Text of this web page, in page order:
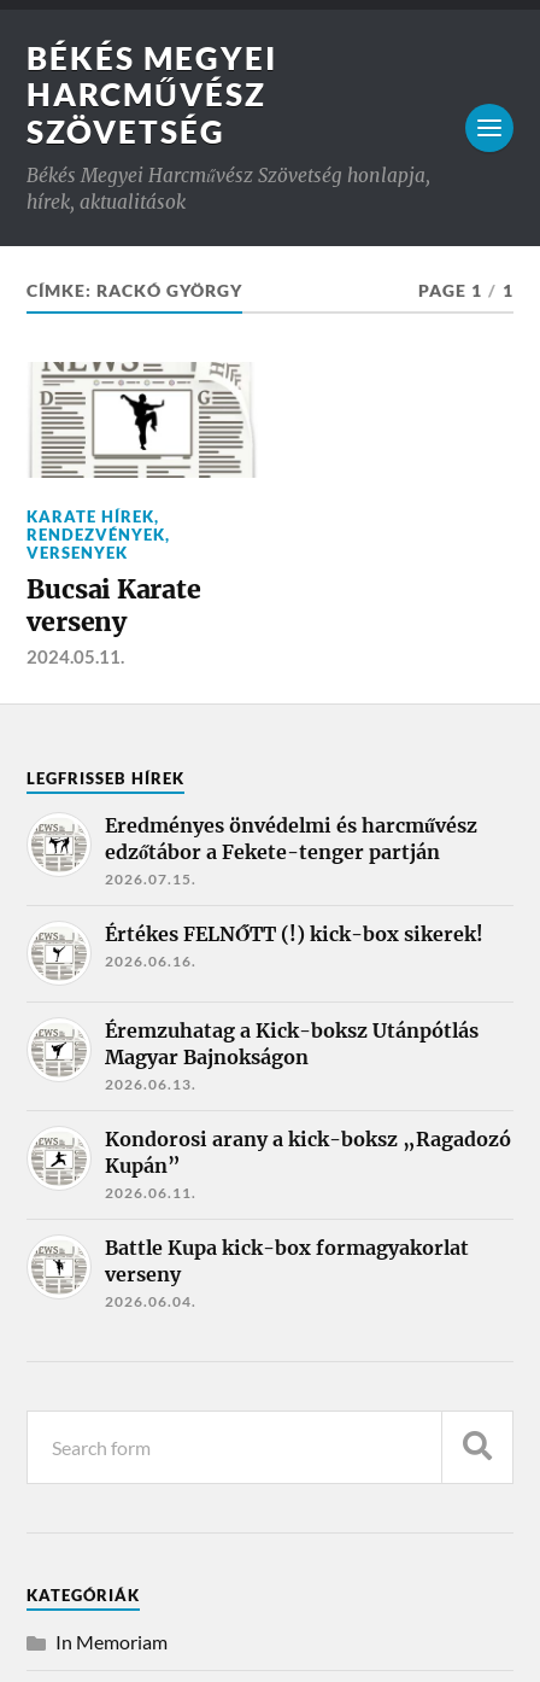
BÉKÉS MEGYEI
HARCMŰVÉSZ
SZÖVETSÉG
Békés Megyei Harcművész Szövetség honlapja,
hírek, aktualitások
CÍMKE:RACKÓ GYÖRGY PAGE 1 / 1
KARATE HÍREK,
RENDEZVÉNYEK,
VERSENYEK
Bucsai Karate
verseny
2024.05.11.
LEGFRISSEB HÍREK
Eredményes önvédelmi és harcművész
edzőtábor a Fekete-tenger partján
2026.07.15.
Értékes FELNŐTT (!) kick-box sikerek!
2026.06.16.
Éremzuhatag a Kick-boksz Utánpótlás
Magyar Bajnokságon
2026.06.13.
Kondorosi arany a kick-boksz „Ragadozó
Kupán”
2026.06.11.
Battle Kupa kick-box formagyakorlat
verseny
2026.06.04.
KATEGÓRIÁK
In Memoriam